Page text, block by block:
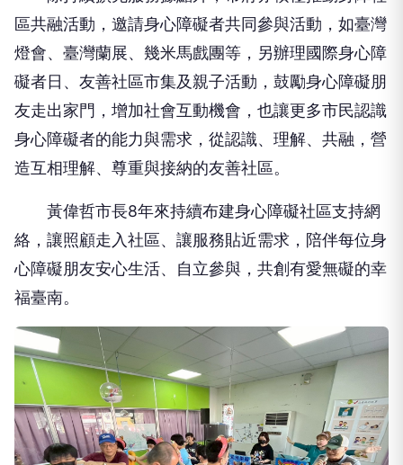
區共融活動，邀請身心障礙者共同參與活動，如臺灣
燈會、臺灣蘭展、幾米馬戲團等，另辦理國際身心障
礙者日、友善社區市集及親子活動，鼓勵身心障礙朋
友走出家門，增加社會互動機會，也讓更多市民認識
身心障礙者的能力與需求，從認識、理解、共融，營
造互相理解、尊重與接納的友善社區。
黃偉哲市長8年來持續布建身心障礙社區支持網
絡，讓照顧走入社區、讓服務貼近需求，陪伴每位身
心障礙朋友安心生活、自立參與，共創有愛無礙的幸
福臺南。